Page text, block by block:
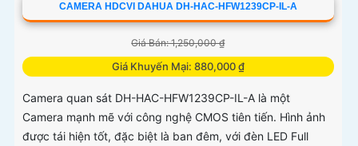
CAMERA HDCVI DAHUA DH-HAC-HFW1239CP-IL-A
Giá Bán: 1,250,000 ₫
Giá Khuyến Mại: 880,000 ₫
Camera quan sát DH-HAC-HFW1239CP-IL-A là một
Camera mạnh mẽ với công nghệ CMOS tiên tiến. Hình ảnh
được tái hiện tốt, đặc biệt là ban đêm, với đèn LED Full